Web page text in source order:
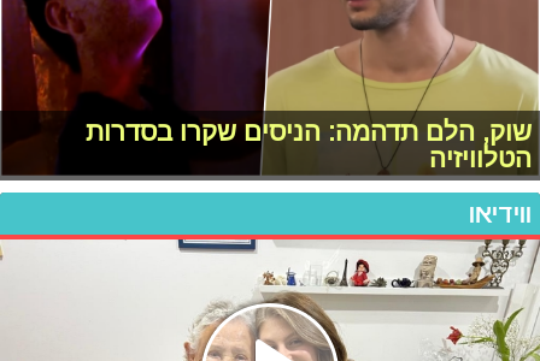
שוק, הלם תדהמה: הניסים שקרו בסדרות
הטלוויזיה
ווידיאו